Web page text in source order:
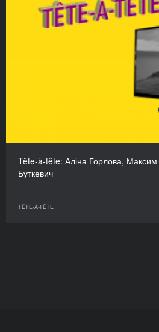
Tête-à-tête: Аліна Горлова,
Буткевич
TÊTE-À-TÊTE